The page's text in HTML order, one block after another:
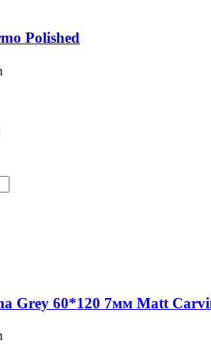
Polished
Grey 60*120 7мм Matt